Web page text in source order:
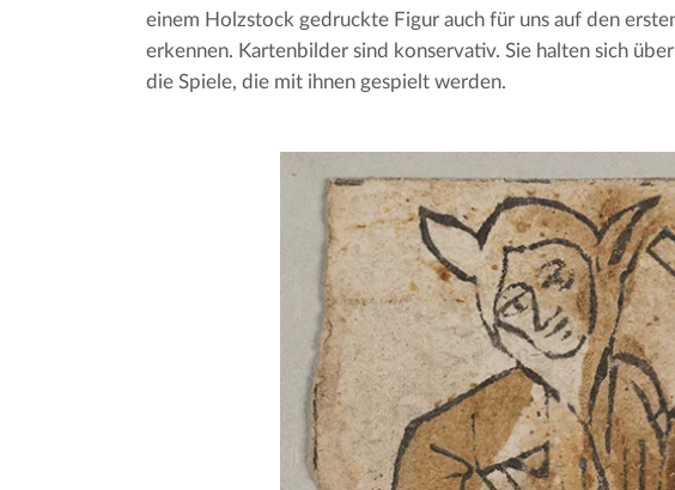
einem Holzstock gedruckte Figur auch für uns auf den
erkennen. Kartenbilder sind konservativ. Sie halten sich
die Spiele, die mit ihnen gespielt werden.